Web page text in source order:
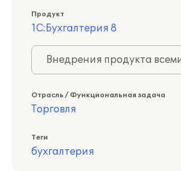
Продукт
1С:Бухгалтерия 8
Внедрения продукта
Отрасль / Функциональная задача
Торговля
Теги
бухгалтерия